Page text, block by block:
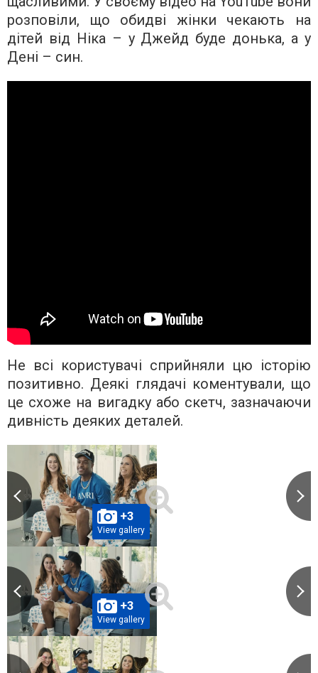
розповіли, що обидві жінки чекають на
дітей від Ніка – у Джейд буде донька, а у
Дені – син.
Не всі користувачі сприйняли цю історію
позитивно. Деякі глядачі коментували, що
це схоже на вигадку або скетч, зазначаючи
дивність деяких деталей.
+3
View gallery
+3
View gallery